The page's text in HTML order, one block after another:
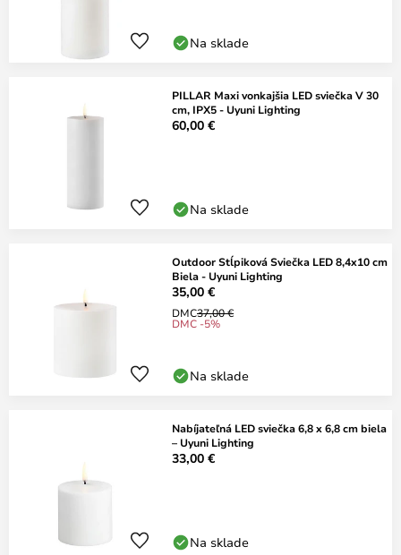
Na sklade
PILLAR Maxi vonkajšia LED sviečka V 30
cm, IPX5 - Uyuni Lighting
60,00 €
Na sklade
Outdoor Stĺpiková Sviečka LED 8,4x10 cm
Biela - Uyuni Lighting
35,00 €
DMC37,00 €
DMC -5%
Na sklade
Nabíjateľná LED sviečka 6,8 x 6,8 cm biela
– Uyuni Lighting
33,00 €
Na sklade